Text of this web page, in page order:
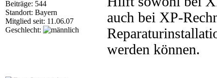
Beiträge: 544
Standort: Bayern
Mitglied seit: 11.06.07
Geschlecht:
auch bei XP-
werden können.